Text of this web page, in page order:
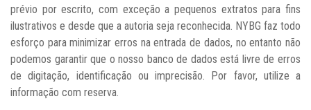
prévio por escrito, com exceção a pequenos extratos para fins
ilustrativos e desde que a autoria seja reconhecida. NYBG faz todo
esforço para minimizar erros na entrada de dados, no entanto não
podemos garantir que o nosso banco de dados está livre de erros
de digitação, identificação ou imprecisão. Por favor, utilize a
informação com reserva.